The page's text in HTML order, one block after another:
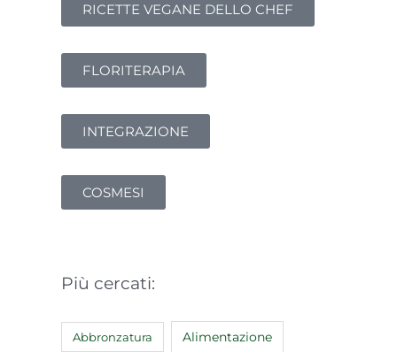
RICETTE VEGANE DELLO CHEF
FLORITERAPIA
INTEGRAZIONE
COSMESI
Più cercati:
Abbronzatura Alimentazione